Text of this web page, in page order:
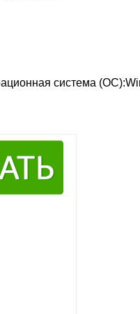
система